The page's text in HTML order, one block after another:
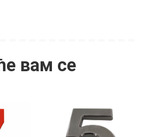
вам се